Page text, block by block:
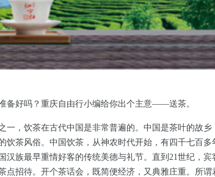
备好吗？重庆自由行小编给你出个主意——送茶。
一，饮茶在古代中国是非常普遍的。中国是茶叶的故乡
饮茶风俗。中国饮茶，从神农时代开始，有四千七百多
汉族最早重情好客的传统美德与礼节。直到21世纪，宾
点招待。开个茶话会，既简便经济，又典雅庄重。所谓